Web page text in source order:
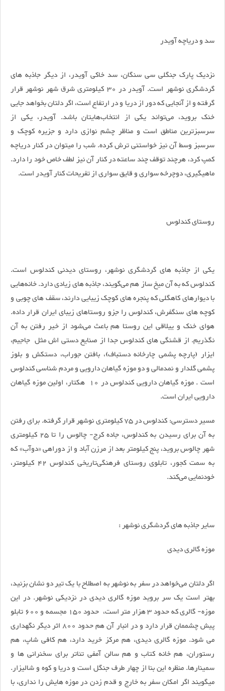
سد و دریاچه آویدر
نزدیک پارک جنگلی سی سنگان، سد خاکی آویدر، از دیگر جاذبه های
گردشگری نوشهر است. آویدر در 30 کیلومتری شرق شهر نوشهر قرار
گرفته و از آنجایی که دور از دریا و در ارتفاع است، اگر دلتان بخواهد جایی
خنک بروید، می‌تواند یکی از انتخاب‌هایتان باشد. آویدر، یکی از
سرسبزترین مناطق است و مناظر چشم نوازی دارد و جزیره کوچک و
سرسبز وسط آن نیز خواستنی ترش کرده. شب را میتوان در کنار دریاچه
کمپ کرد، هرچند توقف چند ساعته در کنار آن نیز لطف خاص خود را دارد.
ماهیگیری، دوچرخه سواری و قایق سواری از تفریحات کنار آویدر است.
روستای کندلوس
یکی از جاذبه های گردشگری نوشهر، روستای دیدنی کندلوس است.
کندلوس که به آن میخ ساز هم می‌گویند، جاذبه های زیادی دارد. خانه‌هایی
با دیوارهای کاهگلی که پنجره های کوچک زیبایی دارند، سقف های چوبی و
کوچه های سنگفرش، کندلوس را جزو روستاهای زیبای ایران قرار داده.
هوای خنک و ییلاقی این روستا هم باعث می‌شود از خیر رفتن به آن
نگذریم. از قشنگی های کندلوس جدا از صنایع دستی اش مثل جاجیم،
ایزار (پارچه پشمی چارخانه دستباف)، بافتن جوراب، دستکش و بلوز
پشمی گلدار و نمدمالی و دو موزه گیاهان دارویی و مردم شناسی کندلوس
است . موزه گیاهان دارویی کندلوس در 10 هکتار، اولین موزه گیاهان
دارویی ایران است.
مسیر دسترسی: کندلوس در 75 کیلومتری نوشهر قرار گرفته. برای رفتن
به آن برای رسیدن به کندلوس، جاده کرج- چالوس را تا 25 کیلومتری
شهر چالوس بروید، پنج کیلومتر بعد از مرزن آباد و از دوراهی «دوآب» که
به سمت کجور، تابلوی روستای فرهنگی‌تاریخی کندلوس 42 کیلومتر،
خودنمایی می‌کند.
سایر جاذبه های گردشگری نوشهر :
موزه گالری دیدی
اگر دلتان می‌خواهد در سفر به نوشهر به اصطلاح با یک تیر دو نشان بزنید،
بهتر است یک سر بروید موزه گالری دیدی در نزدیکی نوشهر. در این
موزه- گالری که حدود 3 هزار متر است، حدود 150 مجسمه و 600 تابلو
پیش چشممان قرار دارد و در انبار آن هم حدود 800 اثر دیگر نگهداری
می شود. موزه گالری دیدی، هم مرکز خرید دارد، هم کافی شاپ، هم
رستوران، هم خانه کتاب و هم سالن آمفی تئاتر برای سخنرانی ها و
سمینارها. منظره این بنا از چهار طرف جنگل است و دریا و کوه و شالیزار.
میگویند اگر امکان سفر به خارج و قدم زدن در موزه هایش را نداری، با